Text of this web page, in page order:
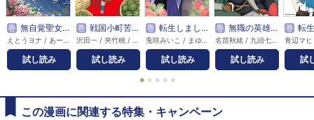
巻 無自覚聖女は今日も無意識に力を垂れ流す ～公爵家の落ちこぼれ令嬢、嫁ぎ先で幸せを掴み取る～
試し読み
巻 戦国小町苦労譚（コミック）
試し読み
巻 転生しました、サラナ・キンジェです。ごきげんよう。 ～優雅なスローライフで大忙し～
試し読み
巻 無職の英雄 別にスキルなんか要らなかったんだが-才能ゼロの成り上がり-
試し読み
巻 転生した大聖女は、聖女
試
● ● ● ● ●
この漫画に関連する特集・キャンペーン